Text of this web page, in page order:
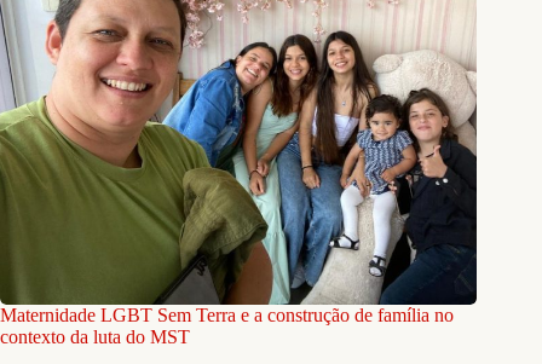
Maternidade LGBT Sem Terra e a construção de família no
contexto da luta do MST